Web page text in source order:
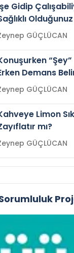
Gidip
mi?Zeynep GÜÇLÜCAN
Demans
Zeynep GÜÇLÜCAN
Limon
mı?
Zeynep GÜÇLÜCAN